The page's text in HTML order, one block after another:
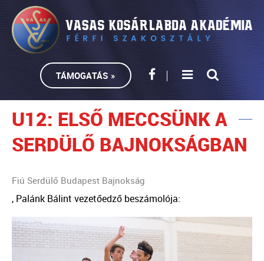
TÁMOGATÁS »
U12: ELSŐ MECCSÜNK A
SERDÜLŐ BAJNOKSÁGBAN
Fiú Serdülő Budapest Bajnokság
, Palánk Bálint vezetőedző beszámolója: